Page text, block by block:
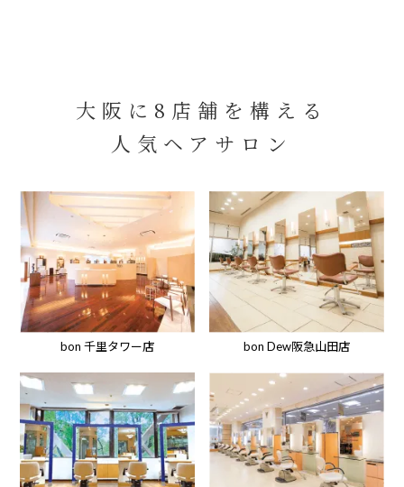
大阪に8店舗を構える
人気ヘアサロン
bon 千里タワー店 bon Dew阪急山田店